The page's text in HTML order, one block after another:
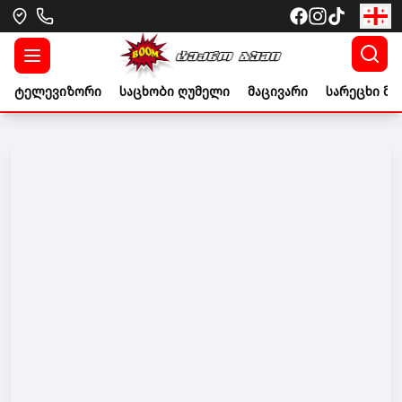
ტელევიზორი საცხობი ღუმელი მაცივარი სარეცხი